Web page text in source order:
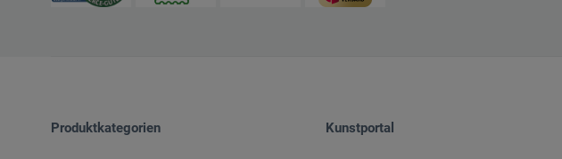
Produktkategorien Kunstportal